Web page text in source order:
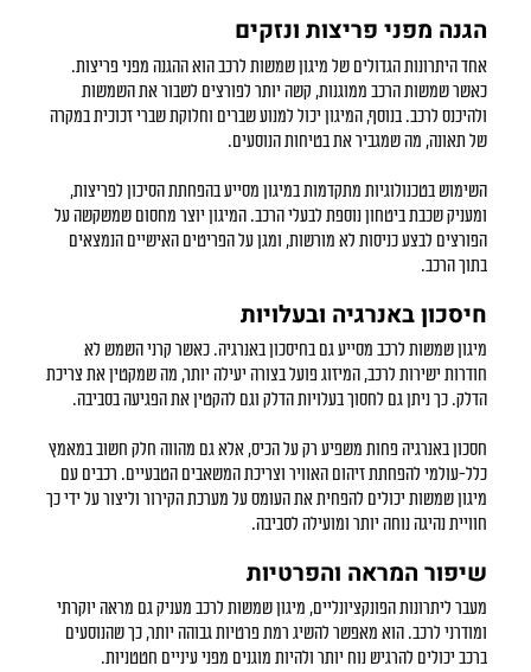
הגנה מפני פריצות ונזקים
אחד היתרונות הגדולים של מיגון שמשות לרכבהוא ההגנה מפני פריצות.
כאשר שמשות הרכב ממוגנות, קשה יותר לפורצים לשבור את השמשות
ולהיכנס לרכב. בנוסף, המיגון יכול למנוע שברים וחלוקת שברי זכוכית במקרה
של תאונה, מה שמגביר את בטיחות הנוסעים.
השימוש בטכנולוגיות מתקדמות במיגון מסייע בהפחתת הסיכון לפריצות,
ומעניק שכבת ביטחון נוספת לבעלי הרכב. המיגון יוצר מחסום שמשקשה על
הפורצים לבצע כניסות לא מורשות, ומגן על הפריטים האישיים הנמצאים
בתוך הרכב.
חיסכון באנרגיה ובעלויות
מיגון שמשות לרכב מסייע גם בחיסכון באנרגיה. כאשר קרני השמש לא
חודרות ישירות לרכב, המיזוג פועל בצורה יעילה יותר, מה שמקטין את צריכת
הדלק. כך ניתן גם לחסוך בעלויות הדלק וגם להקטין את הפגיעה בסביבה.
חסכון באנרגיה פחות משפיע רק על הכיס, אלא גם מהווה חלק חשוב במאמץ
כלל-עולמי להפחתת זיהום האוויר וצריכת המשאבים הטבעיים. רכבים עם
מיגון שמשות יכולים להפחית את העומס על מערכת הקירור וליצור על ידי כך
חוויית נהיגה נוחה יותר ומועילה לסביבה.
שיפור המראה והפרטיות
מעבר ליתרונות הפונקציונליים, מיגון שמשות לרכב מעניק גם מראה יוקרתי
ומודרני לרכב. הוא מאפשר להשיג רמת פרטיות גבוהה יותר, כך שהנוסעים
ברכב יכולים להרגיש נוח יותר ולהיות מוגנים מפני עיניים חטטניות.